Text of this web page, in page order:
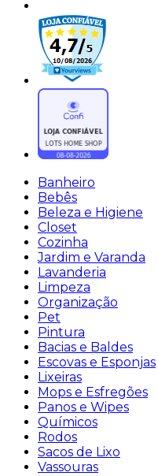
Banheiro
Bebês
Beleza e Higiene
Closet
Cozinha
Jardim e Varanda
Lavanderia
Limpeza
Organização
Pet
Pintura
Bacias e Baldes
Escovas e Esponjas
Lixeiras
Mops e Esfregões
Panos e Wipes
Químicos
Rodos
Sacos de Lixo
Vassouras